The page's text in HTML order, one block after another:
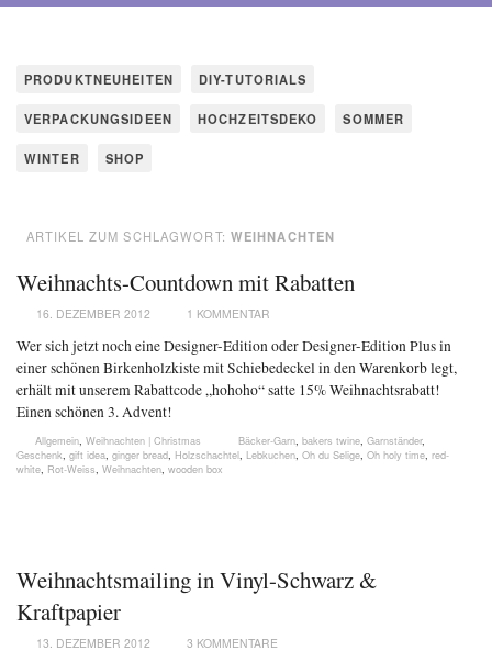
PRODUKTNEUHEITEN DIY-TUTORIALS
VERPACKUNGSIDEEN HOCHZEITSDEKO SOMMER
WINTER SHOP
ARTIKEL ZUM SCHLAGWORT: WEIHNACHTEN
Weihnachts-Countdown mit Rabatten
16. DEZEMBER 2012 1 KOMMENTAR
Wer sich jetzt noch eine Designer-Edition oder Designer-Edition Plus in
einer schönen Birkenholzkiste mit Schiebedeckel in den Warenkorb legt,
erhält mit unserem Rabattcode „hohoho“ satte 15% Weihnachtsrabatt!
Einen schönen 3. Advent!
Allgemein, Weihnachten | Christmas Bäcker-Garn, bakers twine, Garnständer,
Geschenk, gift idea, ginger bread, Holzschachtel, Lebkuchen, Oh du Selige, Oh holy time, red-
white, Rot-Weiss, Weihnachten, wooden box
Weihnachtsmailing in Vinyl-Schwarz &
Kraftpapier
13. DEZEMBER 2012 3 KOMMENTARE